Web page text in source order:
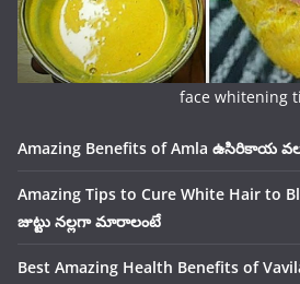
face whitening
Amazing Benefits of Amla ఉసిరికాయ
Amazing Tips to Cure White Hair to
జుట్టు నల్లగా మారాలంటే
Best Amazing Health Benefits of